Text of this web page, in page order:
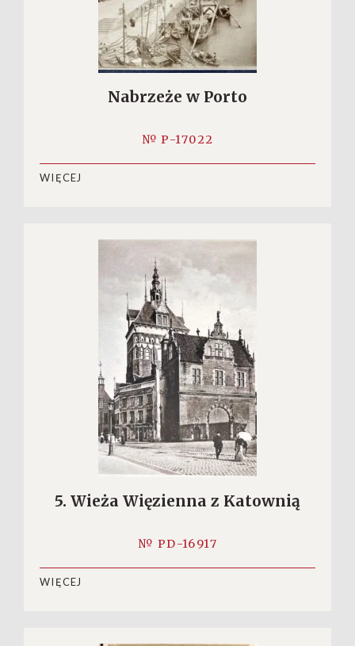
Nabrzeże w Porto
№ P-17022
WIĘCEJ
5. Wieża Więzienna z Katownią
№ PD-16917
WIĘCEJ